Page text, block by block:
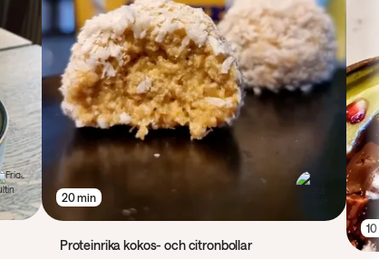
20 min
Proteinrika kokos- och citronbollar